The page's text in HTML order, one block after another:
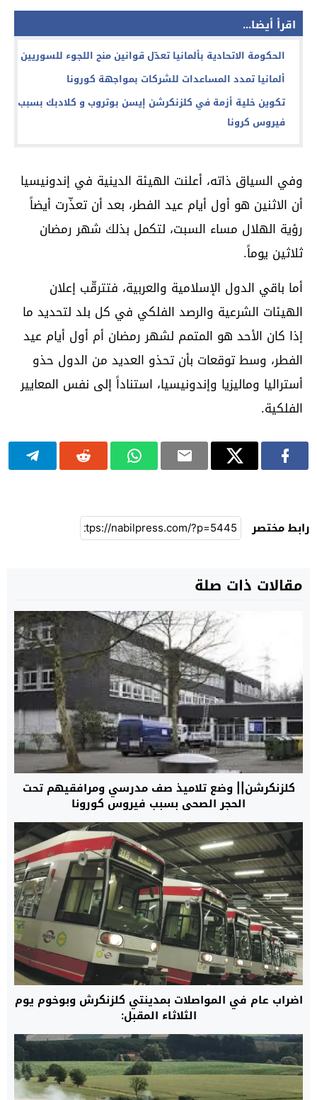
اقرأ أيضا...
الحكومة الاتحادية بألمانيا تعدّل قوانين منح اللجوء للسوريين
ألمانيا تمدد المساعدات للشركات بمواجهة كورونا
تكوين خلية أزمة في كلزنكرشن إيسن بوتروب و كلادبك بسبب
فيروس كرونا
وفي السياق ذاته، أعلنت الهيئة الدينية في إندونيسيا
أن الاثنين هو أول أيام عيد الفطر، بعد أن تعذّرت أيضاً
رؤية الهلال مساء السبت، لتكمل بذلك شهر رمضان
ثلاثين يوماً.
أما باقي الدول الإسلامية والعربية، فتترقّب إعلان
الهيئات الشرعية والرصد الفلكي في كل بلد لتحديد ما
إذا كان الأحد هو المتمم لشهر رمضان أم أول أيام عيد
الفطر، وسط توقعات بأن تحذو العديد من الدول حذو
أستراليا وماليزيا وإندونيسيا، استناداً إلى نفس المعايير
الفلكية.
رابط مختصر
مقالات ذات صلة
كلزنكرشن|| وضع تلاميذ صف مدرسي ومرافقيهم تحت
الحجر الصحي بسبب فيروس كورونا
اضراب عام في المواصلات بمدينتي كلزنكرش وبوخوم يوم
الثلاثاء المقبل: